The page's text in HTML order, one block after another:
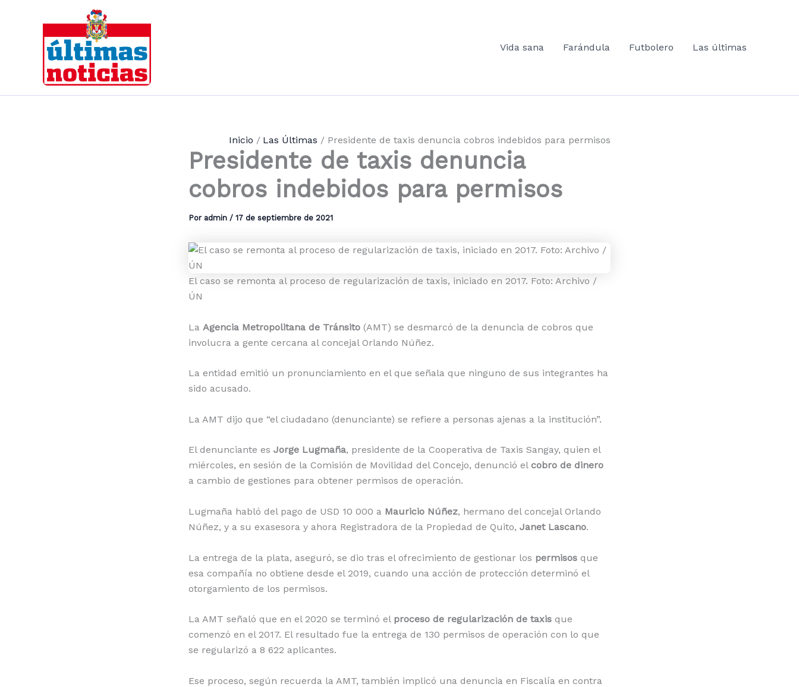
contenido
Vida sana
Farándula Futbolero Las últimas
Inicio Las Últimas Presidente de taxis denuncia cobros indebidos para permisos
Presidente de taxis denuncia
cobros indebidos para permisos
Por admin / 17 de septiembre de 2021
El caso se remonta al proceso de regularización de taxis, iniciado en 2017. Foto: Archivo /
ÚN
La Agencia Metropolitana de Tránsito (AMT) se desmarcó de la denuncia de cobros que
involucra a gente cercana al concejal Orlando Núñez.
La entidad emitió un pronunciamiento en el que señala que ninguno de sus integrantes ha
sido acusado.
La AMT dijo que “el ciudadano (denunciante) se refiere a personas ajenas a la institución”.
El denunciante es Jorge Lugmaña, presidente de la Cooperativa de Taxis Sangay, quien el
miércoles, en sesión de la Comisión de Movilidad del Concejo, denunció el cobro de dinero
a cambio de gestiones para obtener permisos de operación.
Lugmaña habló del pago de USD 10 000 a Mauricio Núñez, hermano del concejal Orlando
Núñez, y a su exasesora y ahora Registradora de la Propiedad de Quito, Janet Lascano.
La entrega de la plata, aseguró, se dio tras el ofrecimiento de gestionar los permisos que
esa compañía no obtiene desde el 2019, cuando una acción de protección determinó el
otorgamiento de los permisos.
La AMT señaló que en el 2020 se terminó el proceso de regularización de taxis que
comenzó en el 2017. El resultado fue la entrega de 130 permisos de operación con lo que
se regularizó a 8 622 aplicantes.
Ese proceso, según recuerda la AMT, también implicó una denuncia en Fiscalía en contra